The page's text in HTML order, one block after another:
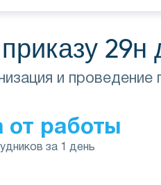
29н
и
от работы
за 1 день